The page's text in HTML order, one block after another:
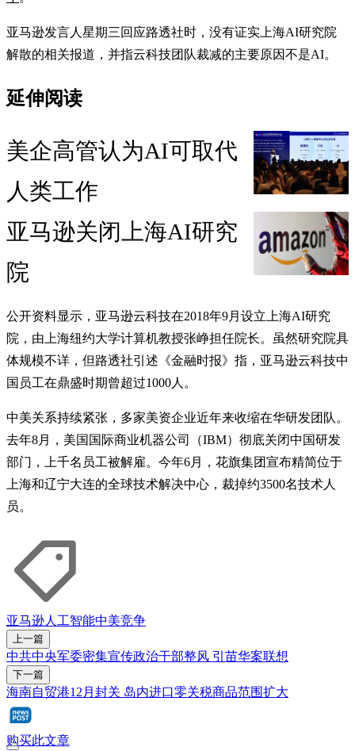
亚马逊发言人星期三回应路透社时，没有证实上海AI研究院
解散的相关报道，并指云科技团队裁减的主要原因不是AI。
延伸阅读
美企高管认为AI可取代
人类工作
亚马逊关闭上海AI研究
院
公开资料显示，亚马逊云科技在2018年9月设立上海AI研究
院，由上海纽约大学计算机教授张峥担任院长。虽然研究院具
体规模不详，但路透社引述《金融时报》指，亚马逊云科技中
国员工在鼎盛时期曾超过1000人。
中美关系持续紧张，多家美资企业近年来收缩在华研发团队。
去年8月，美国国际商业机器公司（IBM）彻底关闭中国研发
部门，上千名员工被解雇。今年6月，花旗集团宣布精简位于
上海和辽宁大连的全球技术解决中心，裁掉约3500名技术人
员。
亚马逊人工智能中美竞争
上一篇
中共中央军委密集宣传政治干部整风 引苗华案联想
下一篇
海南自贸港12月封关 岛内进口零关税商品范围扩大
购买此文章